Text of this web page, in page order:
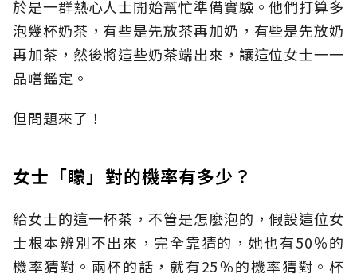
於是一群熱心人士開始幫忙準備實驗。他們打算多
泡幾杯奶茶，有些是先放茶再加奶，有些是先放奶
再加茶，然後將這些奶茶端出來，讓這位女士一一
品嚐鑑定。
但問題來了！
女士「矇」對的機率有多少？
給女士的這一杯茶，不管是怎麼泡的，假設這位女
士根本辨別不出來，完全靠猜的，她也有50％的
機率猜對。兩杯的話，就有25％的機率猜對。杯